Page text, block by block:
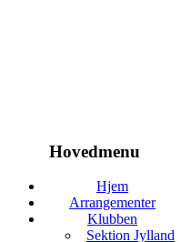
Hovedmenu
Hjem
Arrangementer
Klubben
Sektion Jylland